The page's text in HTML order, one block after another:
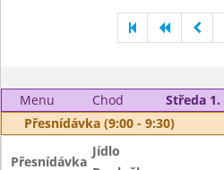
Menu Chod
Středa 1.
Přesnídávka (9:00 - 9:30)
Přesnídávka
Jídlo